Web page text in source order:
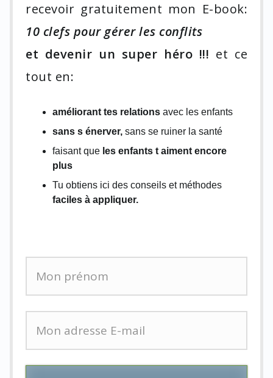
recevoir gratuitement mon E-book:
10 clefs pour gérer les conflits
et devenir un super héro !!! et ce
tout en:
améliorant tes relations avec les enfants
sans s énerver, sans se ruiner la santé
faisant que les enfants t aiment encore
plus
Tu obtiens ici des conseils et méthodes
faciles à appliquer.